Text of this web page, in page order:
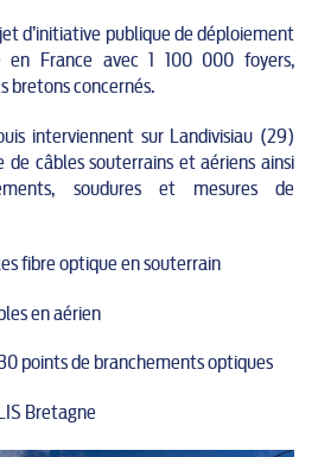
d’initiative publique de déploiement
en France avec 1 100 000 foyers,
bretons concernés.
interviennent sur Landivisiau (29)
de câbles souterrains et aériens ainsi
soudures et mesures de
fibre optique en souterrain
en aérien
de branchements optiques
Bretagne